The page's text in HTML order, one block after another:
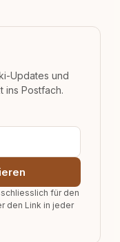
Updates und
ins Postfach.
für den
den Link in jeder